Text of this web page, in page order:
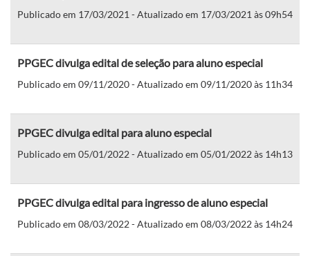
Publicado em 17/03/2021 - Atualizado em 17/03/2021 às 09h54
PPGEC divulga edital de seleção para aluno especial
Publicado em 09/11/2020 - Atualizado em 09/11/2020 às 11h34
PPGEC divulga edital para aluno especial
Publicado em 05/01/2022 - Atualizado em 05/01/2022 às 14h13
PPGEC divulga edital para ingresso de aluno especial
Publicado em 08/03/2022 - Atualizado em 08/03/2022 às 14h24